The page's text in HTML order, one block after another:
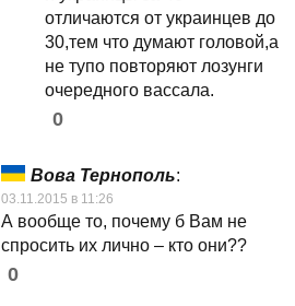
отличаются от украинцев до
30,тем что думают головой,а
не тупо повторяют лозунги
очередного вассала.
0
Вова Тернополь:
03.11.2015 в 11:26
А вообще то, почему б Вам не
спросить их лично – кто они??
0